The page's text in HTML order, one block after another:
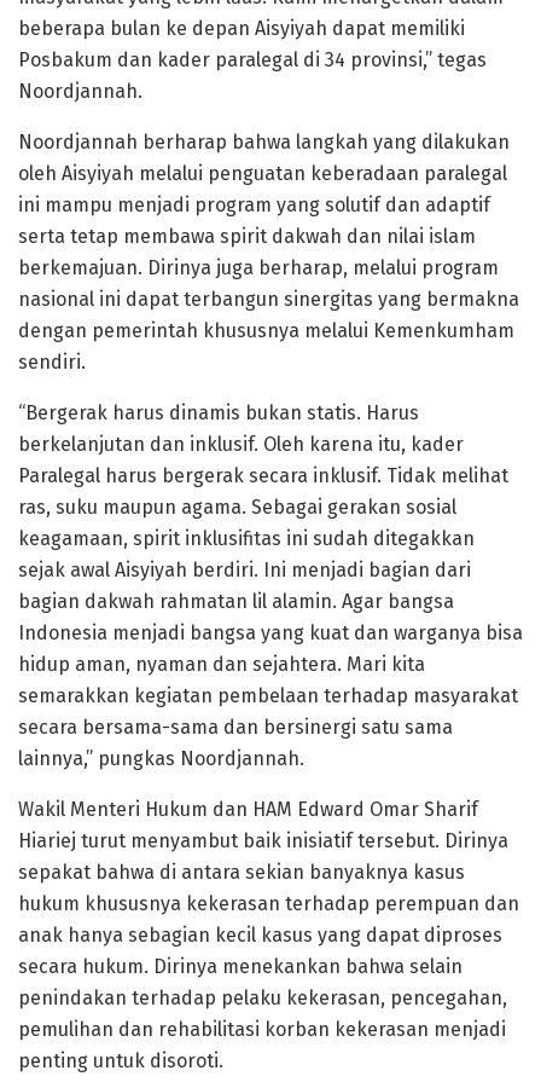
beberapa bulan ke depan Aisyiyah dapat memiliki
Posbakum dan kader paralegal di 34 provinsi,” tegas
Noordjannah.
Noordjannah berharap bahwa langkah yang dilakukan
oleh Aisyiyah melalui penguatan keberadaan paralegal
ini mampu menjadi program yang solutif dan adaptif
serta tetap membawa spirit dakwah dan nilai islam
berkemajuan. Dirinya juga berharap, melalui program
nasional ini dapat terbangun sinergitas yang bermakna
dengan pemerintah khususnya melalui Kemenkumham
sendiri.
“Bergerak harus dinamis bukan statis. Harus
berkelanjutan dan inklusif. Oleh karena itu, kader
Paralegal harus bergerak secara inklusif. Tidak melihat
ras, suku maupun agama. Sebagai gerakan sosial
keagamaan, spirit inklusifitas ini sudah ditegakkan
sejak awal Aisyiyah berdiri. Ini menjadi bagian dari
bagian dakwah rahmatan lil alamin. Agar bangsa
Indonesia menjadi bangsa yang kuat dan warganya bisa
hidup aman, nyaman dan sejahtera. Mari kita
semarakkan kegiatan pembelaan terhadap masyarakat
secara bersama-sama dan bersinergi satu sama
lainnya,” pungkas Noordjannah.
Wakil Menteri Hukum dan HAM Edward Omar Sharif
Hiariej turut menyambut baik inisiatif tersebut. Dirinya
sepakat bahwa di antara sekian banyaknya kasus
hukum khususnya kekerasan terhadap perempuan dan
anak hanya sebagian kecil kasus yang dapat diproses
secara hukum. Dirinya menekankan bahwa selain
penindakan terhadap pelaku kekerasan, pencegahan,
pemulihan dan rehabilitasi korban kekerasan menjadi
penting untuk disoroti.